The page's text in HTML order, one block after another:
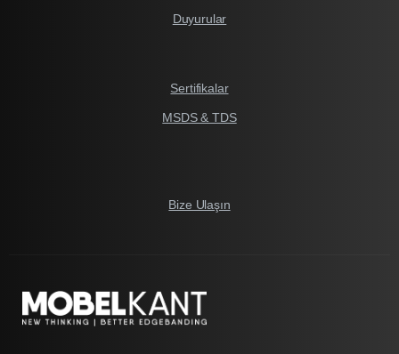
Duyurular
Sertifikalar
MSDS & TDS
Bize Ulaşın